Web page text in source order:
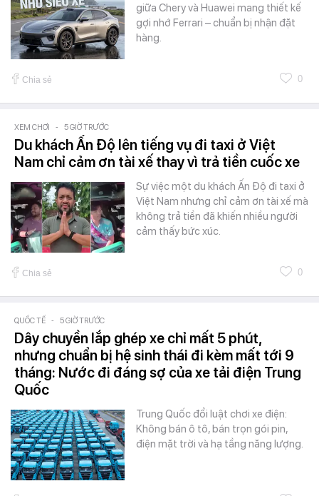
giữa Chery và Huawei mang thiết kế
gợi nhớ Ferrari – chuẩn bị nhận đặt
hàng.
Chia sẻ 0
XEM CHƠI - 5 GIỜ TRƯỚC
Du khách Ấn Độ lên tiếng vụ đi taxi ở Việt
Nam chỉ cảm ơn tài xế thay vì trả tiền cuốc xe
Sự việc một du khách Ấn Độ đi taxi ở
Việt Nam nhưng chỉ cảm ơn tài xế mà
không trả tiền đã khiến nhiều người
cảm thấy bức xúc.
Chia sẻ 0
QUỐC TẾ - 5 GIỜ TRƯỚC
Dây chuyền lắp ghép xe chỉ mất 5 phút,
nhưng chuẩn bị hệ sinh thái đi kèm mất tới 9
tháng: Nước đi đáng sợ của xe tải điện Trung
Quốc
Trung Quốc đổi luật chơi xe điện:
Không bán ô tô, bán trọn gói pin,
điện mặt trời và hạ tầng năng lượng.